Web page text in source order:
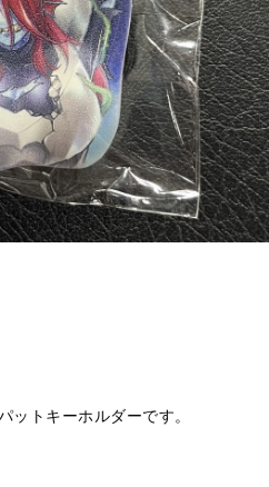
ットキーホルダーです。